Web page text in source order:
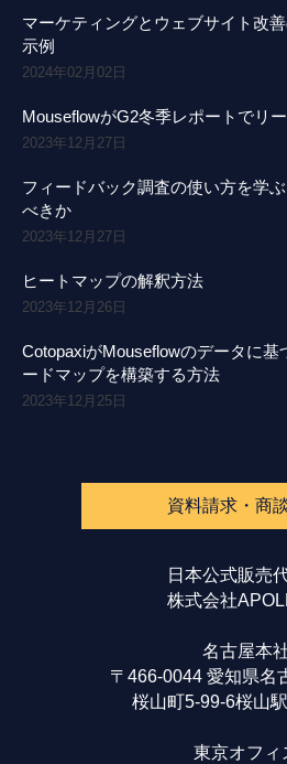
マーケティングとウェブサイト改
示例
2024年02月02日
MouseflowがG2冬季レポートでリ
2023年12月27日
フィードバック調査の使い方を学
べきか
2023年12月27日
ヒートマップの解釈方法
2023年12月26日
CotopaxiがMouseflowのデータに基
ードマップを構築する方法
2023年12月25日
資料請求・商
日本公式販売
株式会社
名古屋本
〒466-0044 愛知県名
桜山町5-99-6桜山
東京オフィ